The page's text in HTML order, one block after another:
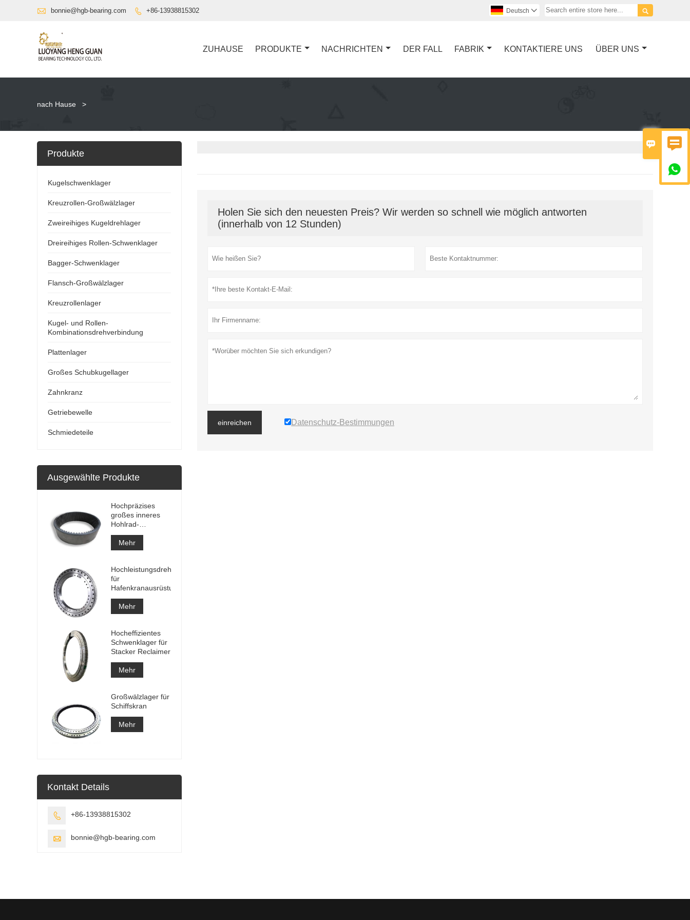
 

 bonnie@hgb-bearing.com  +86-13938815302 
Deutsch 
ZUHAUSE PRODUKTE NACHRICHTEN DER FALL FABRIK KONTAKTIERE UNS ÜBER UNS
nach Hause >
Holen Sie sich den neuesten Preis? Wir werden so schnell wie möglich antworten
(innerhalb von 12 Stunden)
einreichen Datenschutz-Bestimmungen
Produkte
Kugelschwenklager
Kreuzrollen-Großwälzlager
Zweireihiges Kugeldrehlager
Dreireihiges Rollen-Schwenklager
Bagger-Schwenklager
Flansch-Großwälzlager
Kreuzrollenlager
Kugel- und Rollen-
Kombinationsdrehverbindung
Plattenlager
Großes Schubkugellager
Zahnkranz
Getriebewelle
Schmiedeteile
Ausgewählte Produkte
Hochpräzises
großes inneres
Hohlrad-
Keilzahnrad-
Metallstirnrad mit
Nitrierbehandlung
Mehr
Hochleistungsdrehlager
für
Hafenkranausrüstung
Mehr
Hocheffizientes
Schwenklager für
Stacker Reclaimer
Mehr
Großwälzlager für
Schiffskran
Mehr
Kontakt Details
 +86-13938815302
 bonnie@hgb-bearing.com